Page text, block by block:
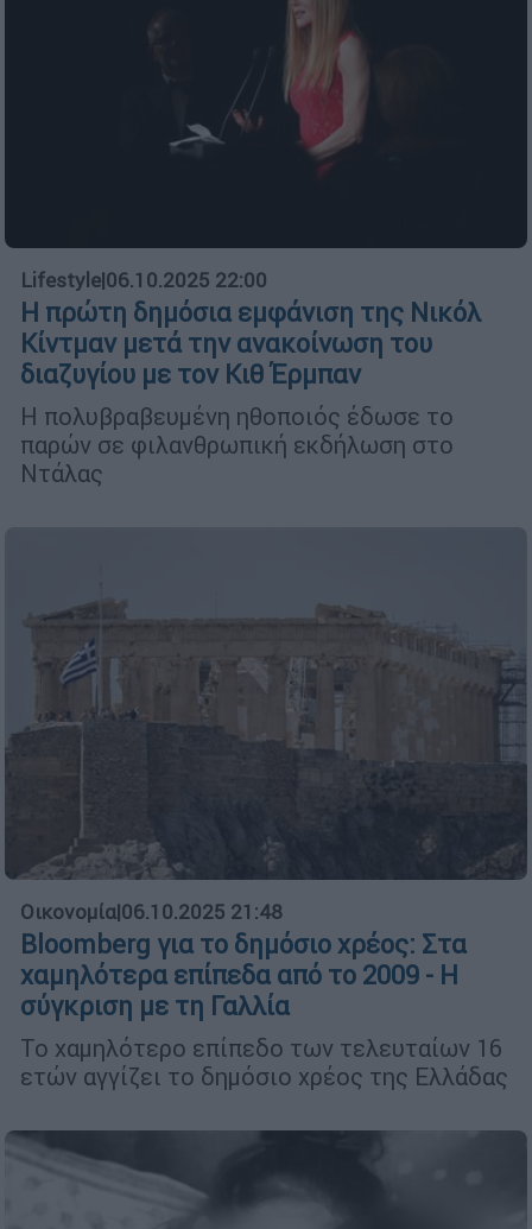
Lifestyle|06.10.2025 22:00
Η πρώτη δημόσια εμφάνιση της Νικόλ
Κίντμαν μετά την ανακοίνωση του
διαζυγίου με τον Κιθ Έρμπαν
Η πολυβραβευμένη ηθοποιός έδωσε το
παρών σε φιλανθρωπική εκδήλωση στο
Ντάλας
Οικονομία|06.10.2025 21:48
Bloomberg για το δημόσιο χρέος: Στα
χαμηλότερα επίπεδα από το 2009 - Η
σύγκριση με τη Γαλλία
Το χαμηλότερο επίπεδο των τελευταίων 16
ετών αγγίζει το δημόσιο χρέος της Ελλάδας